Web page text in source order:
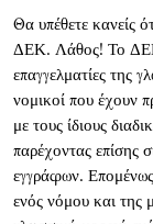
Θα υπέθετε κανείς
ΔΕΚ. Λάθος! Το ΔΕΚ
επαγγελματίες της
νομικοί που έχουν
με τους ίδιους
παρέχοντας επίσης
εγγράφων.
ενός νόμου και της